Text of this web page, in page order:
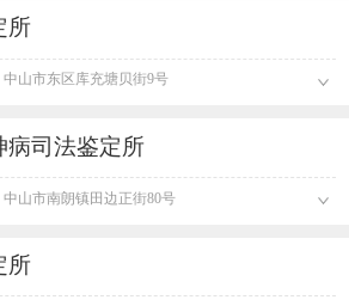
所
中山市东区库充塘贝街9号
病司法鉴定所
中山市南朗镇田边正街80号
所